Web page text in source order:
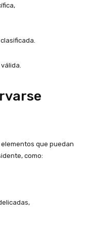
que puedan
como: